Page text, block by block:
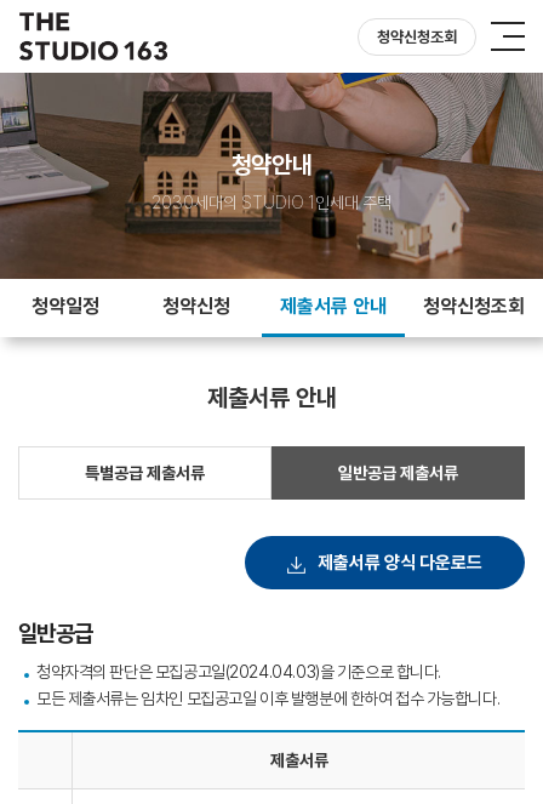
청약신청조회
청약안내
2030세대의 STUDIO 1인세대 주택
청약일정 청약신청 제출서류 안내 청약신청조회
제출서류 안내
특별공급 제출서류 일반공급 제출서류
제출서류 양식 다운로드
일반공급
청약자격의 판단은 모집공고일(2024.04.03)을 기준으로 합니다.
모든 제출서류는 임차인 모집공고일 이후 발행분에 한하여 접수 가능합니다.
제출서류